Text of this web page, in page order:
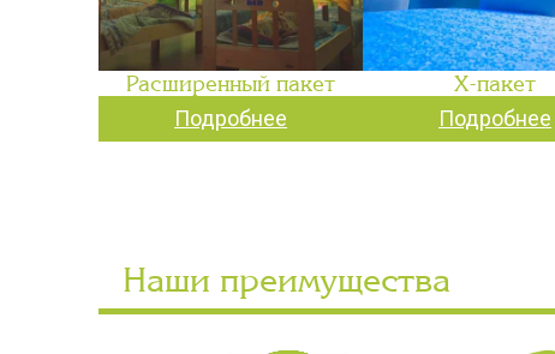
Расширенный пакет
Подробнее
Х-пакет
Подробнее
Наши преимущества